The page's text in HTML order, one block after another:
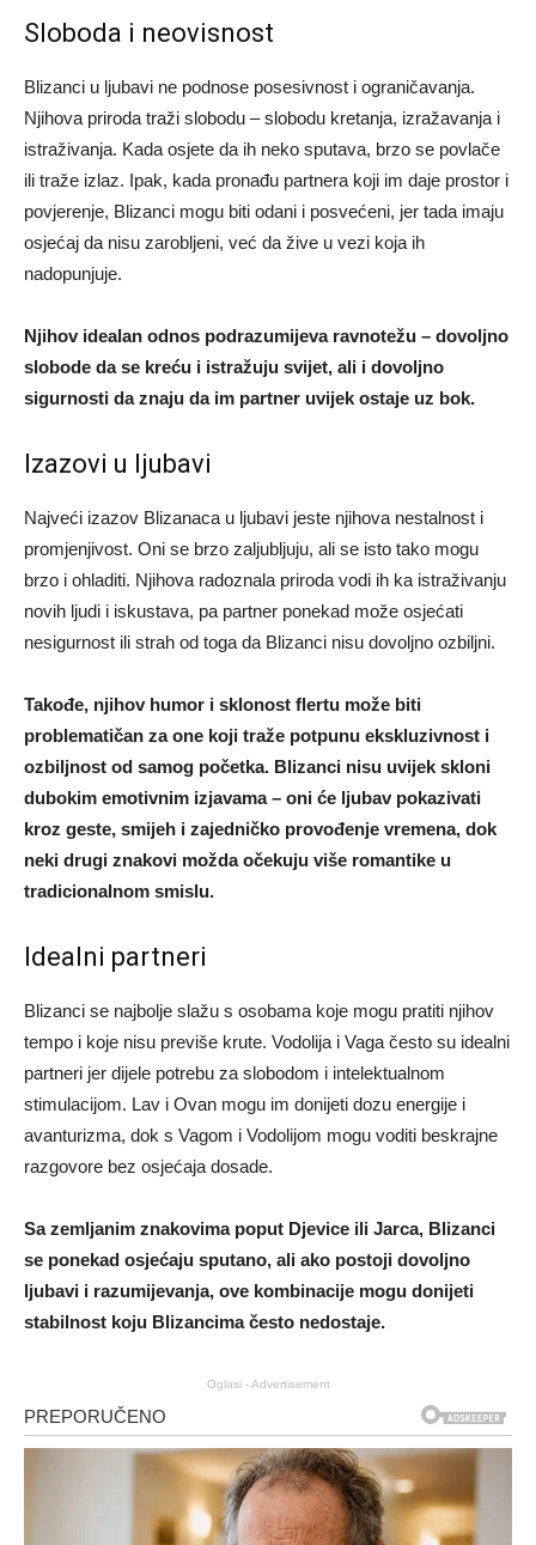
Sloboda i neovisnost
Blizanci u ljubavi ne podnose posesivnost i ograničavanja.
Njihova priroda traži slobodu – slobodu kretanja, izražavanja i
istraživanja. Kada osjete da ih neko sputava, brzo se povlače
ili traže izlaz. Ipak, kada pronađu partnera koji im daje prostor i
povjerenje, Blizanci mogu biti odani i posvećeni, jer tada imaju
osjećaj da nisu zarobljeni, već da žive u vezi koja ih
nadopunjuje.
Njihov idealan odnos podrazumijeva ravnotežu – dovoljno
slobode da se kreću i istražuju svijet, ali i dovoljno
sigurnosti da znaju da im partner uvijek ostaje uz bok.
Izazovi u ljubavi
Najveći izazov Blizanaca u ljubavi jeste njihova nestalnost i
promjenjivost. Oni se brzo zaljubljuju, ali se isto tako mogu
brzo i ohladiti. Njihova radoznala priroda vodi ih ka istraživanju
novih ljudi i iskustava, pa partner ponekad može osjećati
nesigurnost ili strah od toga da Blizanci nisu dovoljno ozbiljni.
Takođe, njihov humor i sklonost flertu može biti
problematičan za one koji traže potpunu ekskluzivnost i
ozbiljnost od samog početka. Blizanci nisu uvijek skloni
dubokim emotivnim izjavama – oni će ljubav pokazivati
kroz geste, smijeh i zajedničko provođenje vremena, dok
neki drugi znakovi možda očekuju više romantike u
tradicionalnom smislu.
Idealni partneri
Blizanci se najbolje slažu s osobama koje mogu pratiti njihov
tempo i koje nisu previše krute. Vodolija i Vaga često su idealni
partneri jer dijele potrebu za slobodom i intelektualnom
stimulacijom. Lav i Ovan mogu im donijeti dozu energije i
avanturizma, dok s Vagom i Vodolijom mogu voditi beskrajne
razgovore bez osjećaja dosade.
Sa zemljanim znakovima poput Djevice ili Jarca, Blizanci
se ponekad osjećaju sputano, ali ako postoji dovoljno
ljubavi i razumijevanja, ove kombinacije mogu donijeti
stabilnost koju Blizancima često nedostaje.
Oglasi - Advertisement